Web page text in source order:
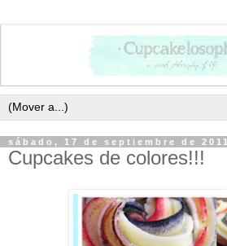
sábado, 17 de septiembre de 2011
Cupcakes de colores!!!